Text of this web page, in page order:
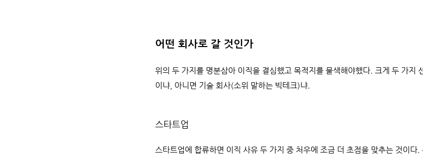
어떤 회사로 갈 것인가
위의 두 가지를 명분삼아 이직을 결심했고 목적지를 물색해야했다. 크게 두 가지
이냐, 아니면 기술 회사(소위 말하는 빅테크)냐.
스타트업
스타트업에 합류하면 이직 사유 두 가지 중 처우에 조금 더 초점을 맞추는 것이다